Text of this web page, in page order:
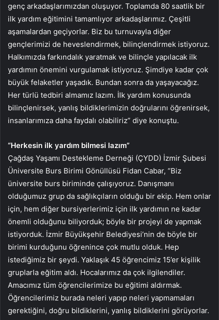
genç arkadaşlarımızdan oluşuyor. Toplamda 80 saatlik bir
ilk yardım eğitimini tamamlıyor arkadaşlarımız. Çeşitli
aşamalardan geçiyorlar. Biz bu turnuvayla diğer
gençlerimizi de heveslendirmek, bilinçlendirmek istiyoruz.
Halkımızda farkındalık yaratmak ve bilinçle yapılacak ilk
yardımın önemini vurgulamak istiyoruz. Şimdiye kadar çok
büyük felaketler yaşadık. Bundan sonra da yaşayacağız.
Her türlü tedbiri almamız lazım. İlk yardım konusunda
bilinçlenirsek, yanlış bildiklerimizin doğrularını öğrenirsek,
insanlarımıza daha faydalı olabiliriz” diye konuştu.
“Herkesin ilk yardım bilmesi lazım”
Çağdaş Yaşamı Destekleme Derneği (ÇYDD) İzmir Şubesi
Üniversite Burs Birimi Gönüllüsü Fidan Cabar, “Biz
üniversite burs biriminde çalışıyoruz. Danışmanı
olduğumuz grup da sağlıkçıların olduğu bir ekip. Hem onlar
için, hem diğer bursiyerlerimiz için ilk yardımın ne kadar
önemli olduğunu biliyorduk; böyle bir projeyi de yapmak
istiyorduk. İzmir Büyükşehir Belediyesi’nin de böyle bir
birimi kurduğunu öğrenince çok mutlu olduk. Hep
istediğimiz bir şeydi. Yaklaşık 45 öğrencimiz 15’er kişilik
gruplarla eğitim aldı. Hocalarımız da çok ilgilendiler.
Amacımız tüm öğrencilerimize bu eğitimi aldırmak.
Öğrencilerimiz burada neleri yapıp neleri yapmamaları
gerektiğini, doğru bildiklerini, yanlış bildiklerini görüyorlar.